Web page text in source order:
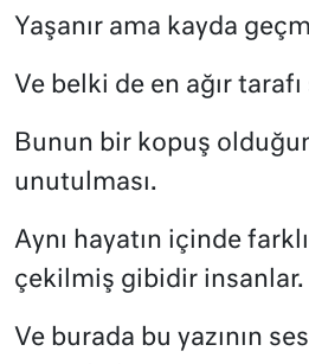
Yaşanır ama kayda
Ve belki de en ağır
Bunun bir kopuş
unutulması.
Aynı hayatın içinde
çekilmiş gibidir insanlar.
Ve burada bu yazının